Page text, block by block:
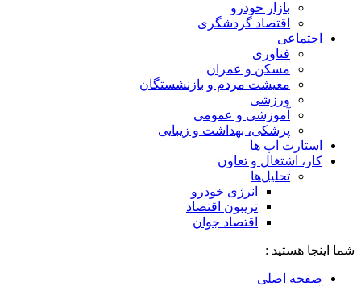
بازار خودرو
اقتصاد گردشگری
اجتماعی
فناوری
مسکن و عمران
معیشت مردم و بازنشستگان
ورزشی
آموزشی و عمومی
پزشکی، بهداشت و زیبایی
استارت اپ ها
کار، اشتغال و تعاون
تحلیل‌ها
انرژی خودرو
تریبون اقتصاد
اقتصاد جوان
شما اینجا هستید :
صفحه اصلی